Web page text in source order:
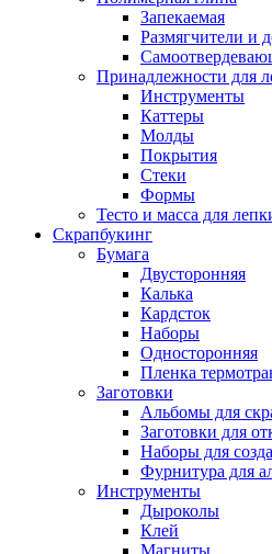
Запекаемая
Размягчители и
Принадлежности для
Инструменты
Каттеры
Молды
Покрытия
Стеки
Формы
Тесто и масса для
Скрапбукинг
Бумага
Двусторонняя
Калька
Кардсток
Наборы
Односторонняя
Пленка
Заготовки
Альбомы для
Заготовки для
Наборы для
Фурнитура для
Инструменты
Дыроколы
Клей
Магниты